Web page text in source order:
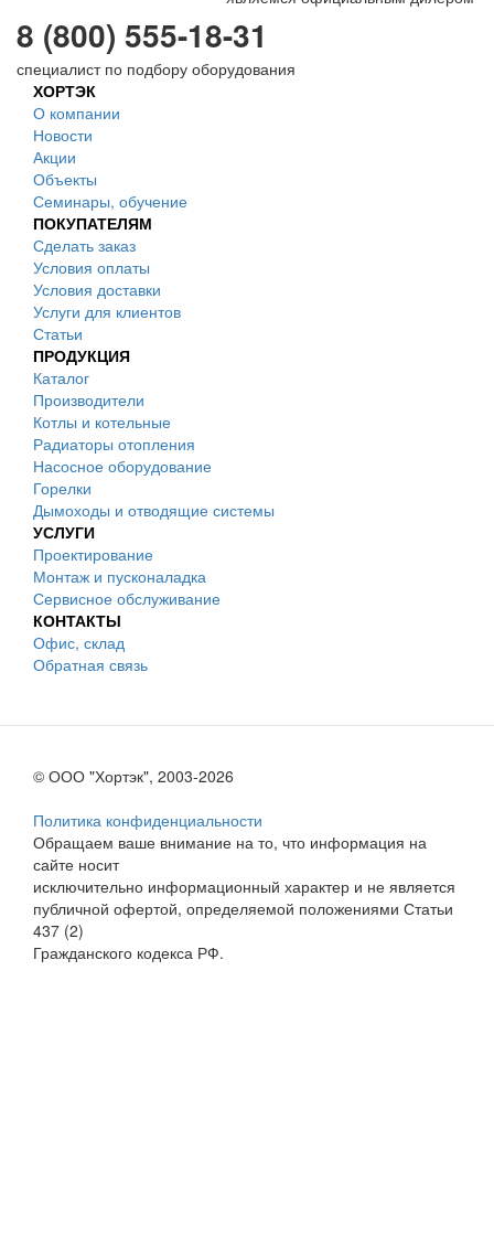
8 (800) 555-18-31
специалист по подбору оборудования
ХОРТЭК
О компании
Новости
Акции
Объекты
Семинары, обучение
ПОКУПАТЕЛЯМ
Сделать заказ
Условия оплаты
Условия доставки
Услуги для клиентов
Статьи
ПРОДУКЦИЯ
Каталог
Производители
Котлы и котельные
Радиаторы отопления
Насосное оборудование
Горелки
Дымоходы и отводящие системы
УСЛУГИ
Проектирование
Монтаж и пусконаладка
Сервисное обслуживание
КОНТАКТЫ
Офис, склад
Обратная связь
© ООО "Хортэк", 2003-2026
Политика конфиденциальности
Обращаем ваше внимание на то, что информация на
сайте носит
исключительно информационный характер и не является
публичной офертой, определяемой положениями Статьи
437 (2)
Гражданского кодекса РФ.